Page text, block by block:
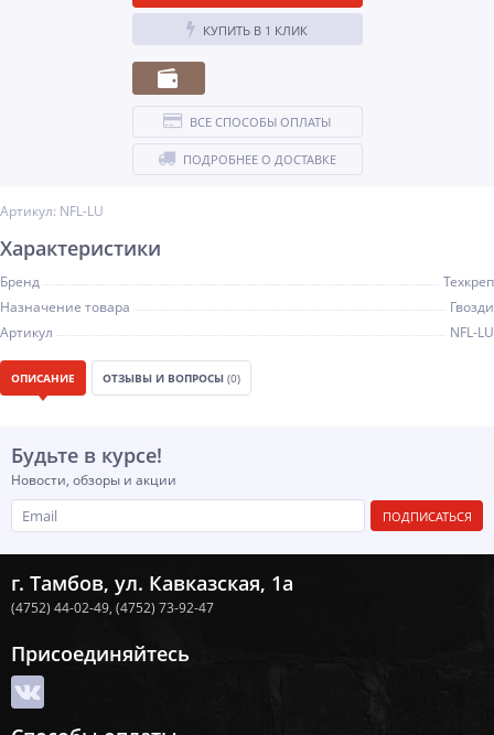
Артикул: NFL-LU
КУПИТЬ В 1 КЛИК
ВСЕ СПОСОБЫ ОПЛАТЫ
ПОДРОБНЕЕ О ДОСТАВКЕ
Характеристики
Бренд
Техкреп
Назначение товара
Гвозди
Артикул
NFL-LU
ОПИСАНИЕ ОТЗЫВЫ И ВОПРОСЫ (0)
Будьте в курсе!
Новости, обзоры и акции
ПОДПИСАТЬСЯ
г. Тамбов, ул. Кавказская, 1а
(4752) 44-02-49, (4752) 73-92-47
Присоединяйтесь